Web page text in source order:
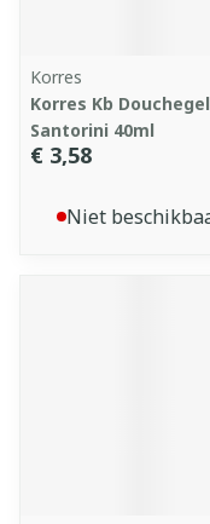
Korres
Korres Kb Douchegel
Santorini 40ml
€ 3,58
Niet